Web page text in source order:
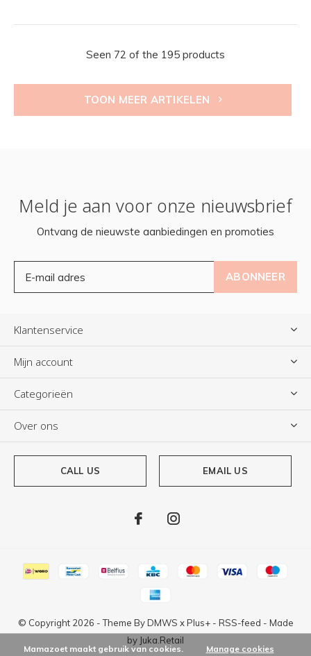
Seen 72 of the 195 products
TOON MEER ARTIKELEN
Meld je aan voor onze nieuwsbrief
Ontvang de nieuwste aanbiedingen en promoties
ABONNEER
Klantenservice
Mijn account
Categorieën
Over ons
CALL US EMAIL US
© Copyright 2026 - Theme ByDMWS xPlus+- RSS-feed - Made
by Juka.Retail
Mamazoet maakt gebruik van cookies. Manage cookies